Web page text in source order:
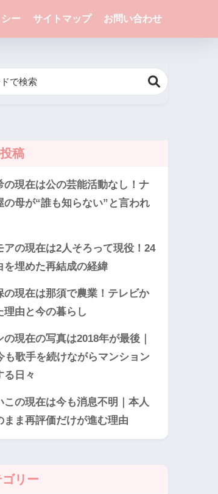
ー サイトマップ お問い合わせ
稿
の現在は公の芸能活動なし！ナ
の母が“誰も知らない”と言われ
アの現在は2人そろって現役！24
を埋めた再結成の経緯
の現在は那須で農業！テレビか
理由と今の暮らし
の現在の写真は2018年が最後｜
も歌手を続けながらマンション
る日々
この現在は今も消息不明｜本人
まま再評価だけが進む理由
ゴリー